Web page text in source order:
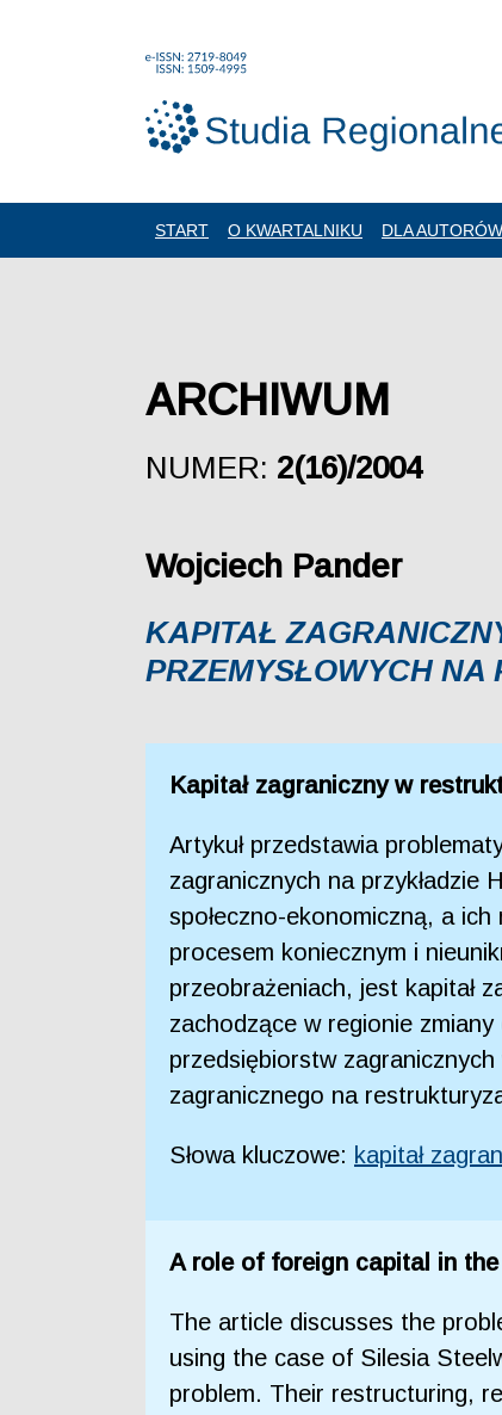
START O KWARTALNIKU DLA AUTORÓW
ARCHIWUM
NUMER: 2(16)/2004
Wojciech Pander
KAPITAŁ
PRZEMYSŁOWYCH NA
Kapitał zagraniczny w
Artykuł przedstawia
zagranicznych na przykładzie
społeczno-ekonomiczną, a
procesem koniecznym i
przeobrażeniach, jest kapitał
zachodzące w regionie
przedsiębiorstw
zagranicznego na
Słowa kluczowe: kapitał
A role of foreign capital in
The article discusses the
using the case of Silesia
problem. Their restructuring,